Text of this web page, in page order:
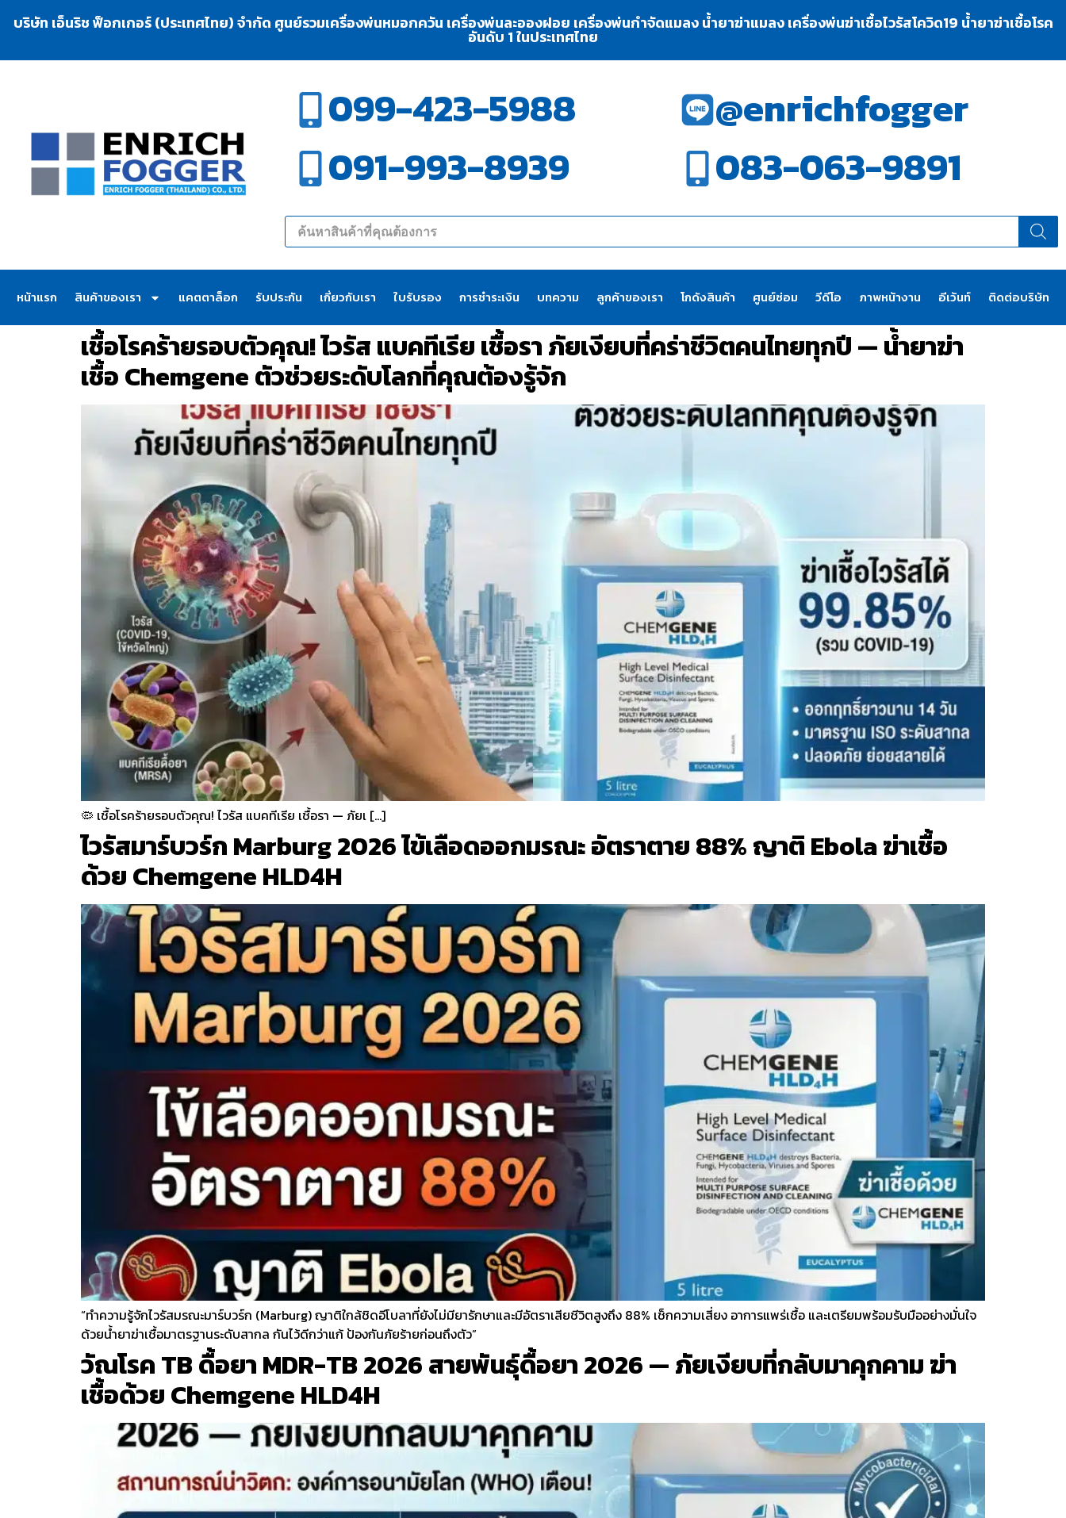
บริษัท เอ็นริช ฟ็อกเกอร์ (ประเทศไทย) จำกัด ศูนย์รวมเครื่องพ่นหมอกควัน เครื่องพ่นละอองฝอย เครื่องพ่นกำจัดแมลง น้ำยาฆ่าแมลง เครื่องพ่นฆ่าเชื้อไวรัสโควิด19 น้ำยาฆ่าเชื้อโรค
อันดับ 1 ในประเทศไทย
099-423-5988
091-993-8939
@enrichfogger
083-063-9891
หน้าแรก สินค้าของเรา แคตตาล็อก รับประกัน เกี่ยวกับเรา ใบรับรอง การชำระเงิน บทความ ลูกค้าของเรา โกดังสินค้า ศูนย์ซ่อม วีดีโอ ภาพหน้างาน อีเว้นท์ ติดต่อบริษัท
เชื้อโรคร้ายรอบตัวคุณ! ไวรัส แบคทีเรีย เชื้อรา ภัยเงียบที่คร่าชีวิตคนไทยทุกปี — น้ำยาฆ่า
เชื้อ Chemgene ตัวช่วยระดับโลกที่คุณต้องรู้จัก
🦠 เชื้อโรคร้ายรอบตัวคุณ! ไวรัส แบคทีเรีย เชื้อรา — ภัยเ […]
ไวรัสมาร์บวร์ก Marburg 2026 ไข้เลือดออกมรณะ อัตราตาย 88% ญาติ Ebola ฆ่าเชื้อ
ด้วย Chemgene HLD4H
“ทำความรู้จักไวรัสมรณะมาร์บวร์ก (Marburg) ญาติใกล้ชิดอีโบลาที่ยังไม่มียารักษาและมีอัตราเสียชีวิตสูงถึง 88% เช็กความเสี่ยง อาการแพร่เชื้อ และเตรียมพร้อมรับมืออย่างมั่นใจ
ด้วยน้ำยาฆ่าเชื้อมาตรฐานระดับสากล กันไว้ดีกว่าแก้ ป้องกันภัยร้ายก่อนถึงตัว”
วัณโรค TB ดื้อยา MDR-TB 2026 สายพันธุ์ดื้อยา 2026 — ภัยเงียบที่กลับมาคุกคาม ฆ่า
เชื้อด้วย Chemgene HLD4H